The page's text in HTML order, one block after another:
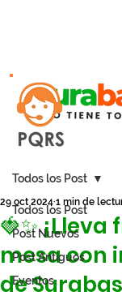
Entrada
Todos los Post
Post Nuevos
Post Antiguos
Eventos
Todos los Post
🍓✨
mesa con
de
29 oct 2024 1 min de